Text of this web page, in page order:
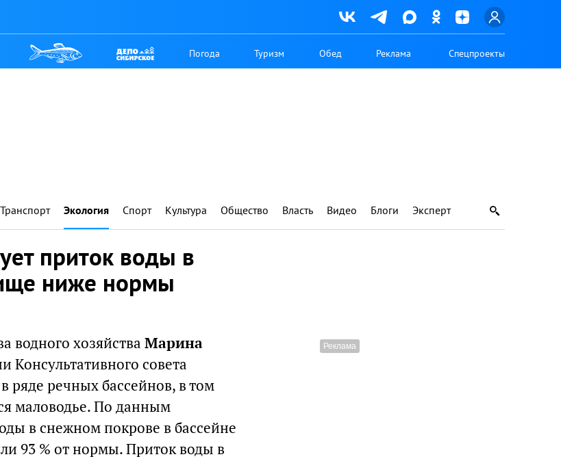
Погода Туризм Обед Реклама Спецпроекты
Транспорт Экология Спорт Культура Общество Власть Видео Блоги Эксперт
приток воды в
ниже нормы
водного хозяйства Марина
Консультативного совета
ряде речных бассейнов, в том
маловодье. По данным
в снежном покрове в бассейне
93 % от нормы. Приток воды в